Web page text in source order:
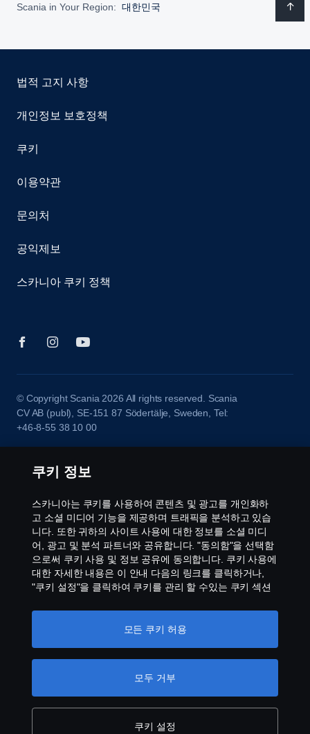
Scania in Your Region: 대한민국
법적 고지 사항
개인정보 보호정책
쿠키
이용약관
문의처
공익제보
스카니아 쿠키 정책
© Copyright Scania 2026 All rights reserved. Scania
CV AB (publ), SE-151 87 Södertälje, Sweden, Tel:
+46-8-55 38 10 00
쿠키 정보
스카니아는 쿠키를 사용하여 콘텐츠 및 광고를 개인화하
고 소셜 미디어 기능을 제공하며 트래픽을 분석하고 있습
니다. 또한 귀하의 사이트 사용에 대한 정보를 소셜 미디
어, 광고 및 분석 파트너와 공유합니다. "동의함"을 선택함
으로써 쿠키 사용 및 정보 공유에 동의합니다. 쿠키 사용에
대한 자세한 내용은 이 안내 다음의 링크를 클릭하거나,
"쿠키 설정"을 클릭하여 쿠키를 관리 할 수있는 쿠키 섹션
쿠키 설정
모두 거부
모든 쿠키 허용